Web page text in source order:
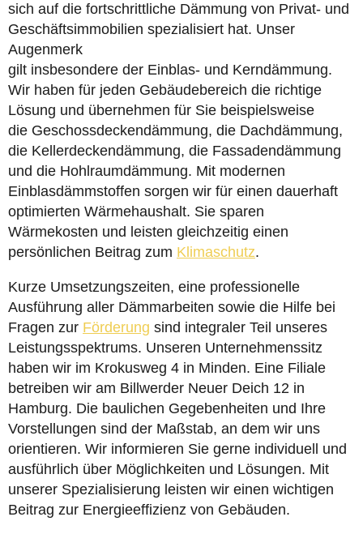
sich auf die fortschrittliche Dämmung von Privat- und
Geschäftsimmobilien spezialisiert hat. Unser
Augenmerk
gilt insbesondere der Einblas- und Kerndämmung.
Wir haben für jeden Gebäudebereich die richtige
Lösung und übernehmen für Sie beispielsweise
die Geschossdeckendämmung, die Dachdämmung,
die Kellerdeckendämmung, die Fassadendämmung
und die Hohlraumdämmung. Mit modernen
Einblasdämmstoffen sorgen wir für einen dauerhaft
optimierten Wärmehaushalt. Sie sparen
Wärmekosten und leisten gleichzeitig einen
persönlichen Beitrag zum Klimaschutz.
Kurze Umsetzungszeiten, eine professionelle
Ausführung aller Dämmarbeiten sowie die Hilfe bei
Fragen zur Förderung sind integraler Teil unseres
Leistungsspektrums. Unseren Unternehmenssitz
haben wir im Krokusweg 4 in Minden. Eine Filiale
betreiben wir am Billwerder Neuer Deich 12 in
Hamburg. Die baulichen Gegebenheiten und Ihre
Vorstellungen sind der Maßstab, an dem wir uns
orientieren. Wir informieren Sie gerne individuell und
ausführlich über Möglichkeiten und Lösungen. Mit
unserer Spezialisierung leisten wir einen wichtigen
Beitrag zur Energieeffizienz von Gebäuden.